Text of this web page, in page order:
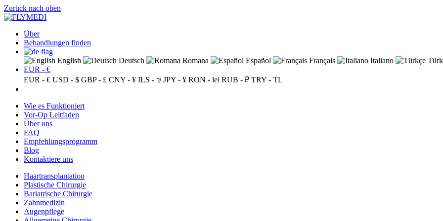
Zurück nach oben
Über
Behandlungen finden
English Deutsch Romana Español Français Italiano
EUR - €
EUR - € USD - $ GBP - £ CNY - ¥ ILS - ₪ JPY - ¥ RON - lei RUB - ₽ TRY - TL
Wie es Funktioniert
Vor-Op Leitfaden
Über uns
FAQ
Empfehlungsprogramm
Blog
Kontaktiere uns
Haartransplantation
Plastische Chirurgie
Bariatrische Chirurgie
Zahnmedizin
Augenpflege